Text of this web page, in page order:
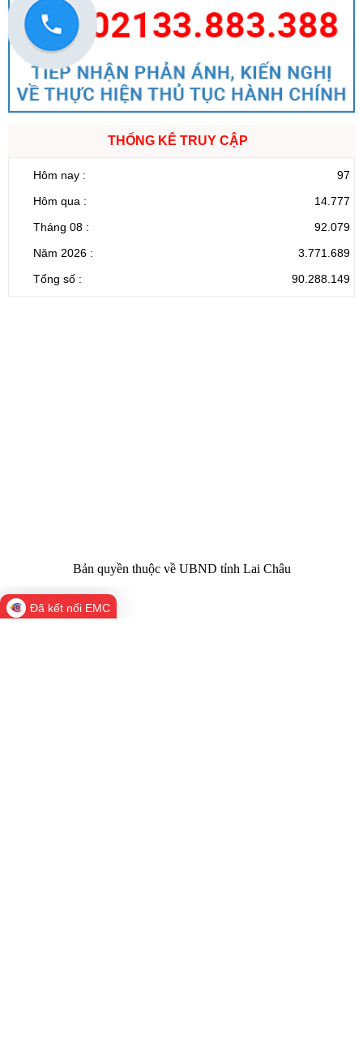
THỐNG KÊ TRUY CẬP
Hôm nay :
97
Hôm qua :
14.777
Tháng 08 :
92.079
Năm 2026 :
3.771.689
Tổng số :
90.288.149
Bản quyền thuộc về UBND tỉnh Lai Châu
Đã kết nối EMC